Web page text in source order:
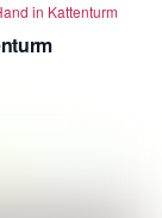
in Kattenturm